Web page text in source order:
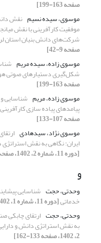
صفحه 163-199]
موسوی، سیده نسیم نقش
موفقیت کارآفرینی با نقش
شرکت‌های دانش بنیان استان
صفحه 9-42]
موسوی زاده، سیده مریم
شکل‌گیری دستیارهای صوتی
صفحه 163-199]
موسوی زاده، مریم شناسایی
پیامدهای پیاده سازی
صفحه 107-133]
موسوی نژاد، سیدهادی
ایران: نگاهی به نقش استراتژی
[دوره 11، شماره 2، 1402، صفحه 133-162]
و
وحدتی، حجت شناسایی
خدماتی[دوره 11، شماره 1، 1402، صفحه 155-188]
وحدتی، حجت ارتقای چابکی
به نقش استراتژی دانش و
2، 1402، صفحه 133-162]